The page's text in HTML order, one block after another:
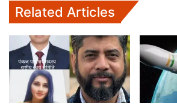
Related Articles